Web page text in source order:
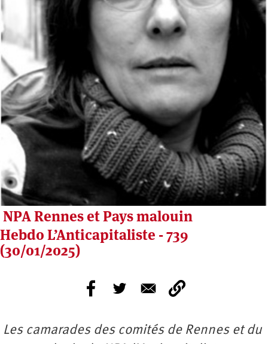
NPA Rennes et Pays malouin
Hebdo L’Anticapitaliste - 739
(30/01/2025)
Les camarades des comités de Rennes et du